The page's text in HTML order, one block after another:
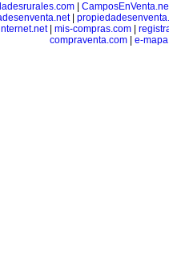
| mis-compras.com|
compraventa.com
e-